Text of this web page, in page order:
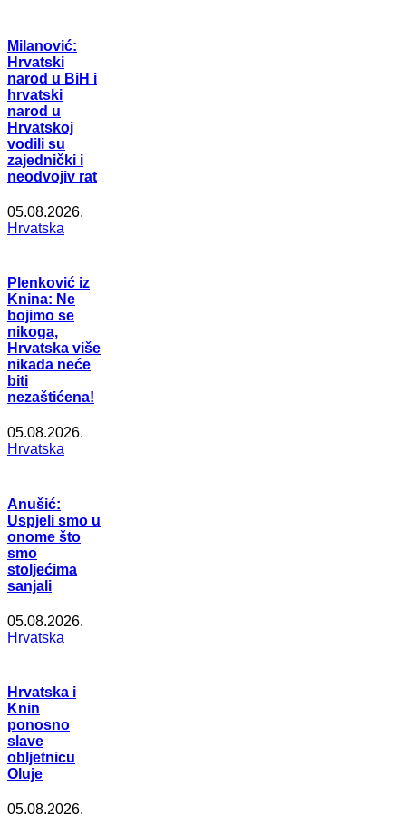
Milanović:
Hrvatski
narod u BiH i
hrvatski
narod u
Hrvatskoj
vodili su
zajednički i
neodvojiv rat
05.08.2026.
Hrvatska
Plenković iz
Knina: Ne
bojimo se
nikoga,
Hrvatska više
nikada neće
biti
nezaštićena!
05.08.2026.
Hrvatska
Anušić:
Uspjeli smo u
onome što
smo
stoljećima
sanjali
05.08.2026.
Hrvatska
Hrvatska i
Knin
ponosno
slave
obljetnicu
Oluje
05.08.2026.